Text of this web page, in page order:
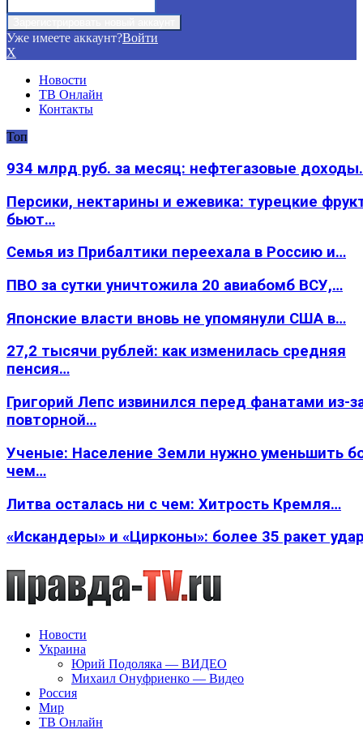
Уже имеете аккаунт?Войти
X
Новости
ТВ Онлайн
Контакты
Топ
934 млрд руб. за месяц: нефтегазовые
Персики, нектарины и ежевика: турецкие
бьют…
Семья из Прибалтики переехала в Россию и…
ПВО за сутки уничтожила 20 авиабомб ВСУ,…
Японские власти вновь не упомянули США в…
27,2 тысячи рублей: как изменилась средняя
пенсия…
Григорий Лепс извинился перед фанатами из-
повторной…
Ученые: Население Земли нужно уменьшить
чем…
Литва осталась ни с чем: Хитрость Кремля…
«Искандеры» и «Цирконы»: более 35 ракет
Новости
Украина
Юрий Подоляка — ВИДЕО
Михаил Онуфриенко — Видео
Россия
Мир
ТВ Онлайн